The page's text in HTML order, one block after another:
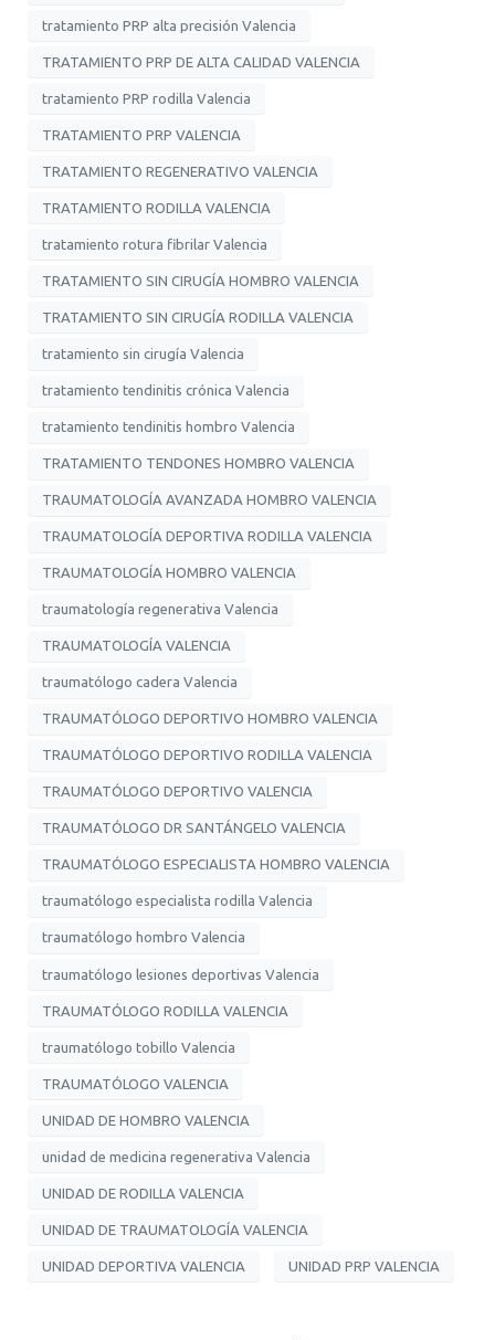
tratamiento PRP alta precisión Valencia
TRATAMIENTO PRP DE ALTA CALIDAD VALENCIA
tratamiento PRP rodilla Valencia
TRATAMIENTO PRP VALENCIA
TRATAMIENTO REGENERATIVO VALENCIA
TRATAMIENTO RODILLA VALENCIA
tratamiento rotura fibrilar Valencia
TRATAMIENTO SIN CIRUGÍA HOMBRO VALENCIA
TRATAMIENTO SIN CIRUGÍA RODILLA VALENCIA
tratamiento sin cirugía Valencia
tratamiento tendinitis crónica Valencia
tratamiento tendinitis hombro Valencia
TRATAMIENTO TENDONES HOMBRO VALENCIA
TRAUMATOLOGÍA AVANZADA HOMBRO VALENCIA
TRAUMATOLOGÍA DEPORTIVA RODILLA VALENCIA
TRAUMATOLOGÍA HOMBRO VALENCIA
traumatología regenerativa Valencia
TRAUMATOLOGÍA VALENCIA
traumatólogo cadera Valencia
TRAUMATÓLOGO DEPORTIVO HOMBRO VALENCIA
TRAUMATÓLOGO DEPORTIVO RODILLA VALENCIA
TRAUMATÓLOGO DEPORTIVO VALENCIA
TRAUMATÓLOGO DR SANTÁNGELO VALENCIA
TRAUMATÓLOGO ESPECIALISTA HOMBRO VALENCIA
traumatólogo especialista rodilla Valencia
traumatólogo hombro Valencia
traumatólogo lesiones deportivas Valencia
TRAUMATÓLOGO RODILLA VALENCIA
traumatólogo tobillo Valencia
TRAUMATÓLOGO VALENCIA
UNIDAD DE HOMBRO VALENCIA
unidad de medicina regenerativa Valencia
UNIDAD DE RODILLA VALENCIA
UNIDAD DE TRAUMATOLOGÍA VALENCIA
UNIDAD DEPORTIVA VALENCIA UNIDAD PRP VALENCIA